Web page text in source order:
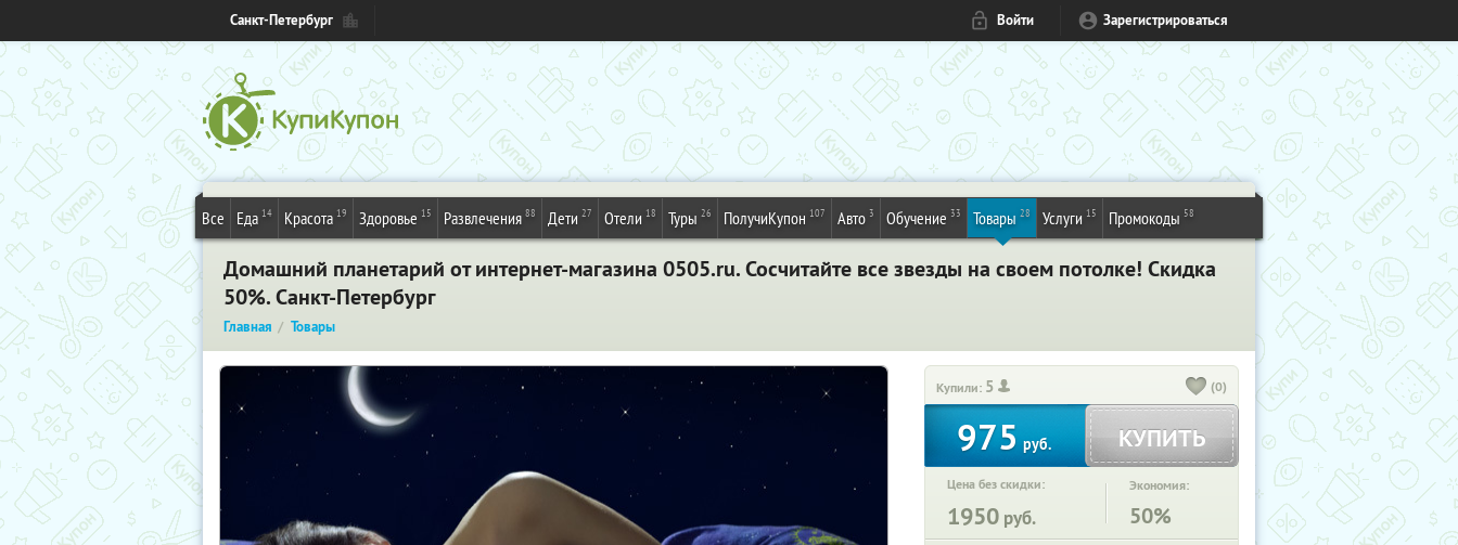
Санкт-Петербург Войти Зарегистрироваться
Все Еда 14 Красота 19 Здоровье 15 Развлечения 88 Дети 27 Отели 18 Туры 26 ПолучиКупон 107 Авто 3 Обучение 33 Товары 28 Услуги 15 Промокоды 58
Домашний планетарий от интернет-магазина 0505.ru. Сосчитайте все звезды на своем потолке! Скидка
50%. Санкт-Петербург
Главная Товары
Купили: 5 (0)
975 руб. КУПИТЬ
Цена без скидки:
1950 руб.
Экономия:
50%